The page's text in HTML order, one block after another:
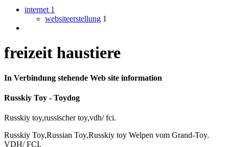
internet 1
websiteerstellung 1
freizeit haustiere
In Verbindung stehende Web site information
Russkiy Toy - Toydog
Russkiy toy,russischer toy,vdh/ fci.
Russkiy Toy,Russian Toy,Russkiy toy Welpen vom Grand-Toy.
VDH/ FCI.